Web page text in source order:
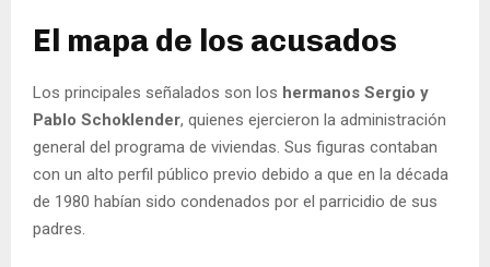
El mapa de los acusados
Los principales señalados son los hermanos Sergio y
Pablo Schoklender, quienes ejercieron la administración
general del programa de viviendas. Sus figuras contaban
con un alto perfil público previo debido a que en la década
de 1980 habían sido condenados por el parricidio de sus
padres.